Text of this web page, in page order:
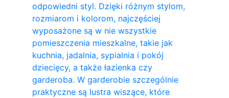
odpowiedni styl. Dzięki różnym stylom,
rozmiarom i kolorom, najczęściej
wyposażone są w nie wszystkie
pomieszczenia mieszkalne, takie jak
kuchnia, jadalnia, sypialnia i pokój
dziecięcy, a także łazienka czy
garderoba. W garderobie szczególnie
praktyczne są lustra wiszące, które